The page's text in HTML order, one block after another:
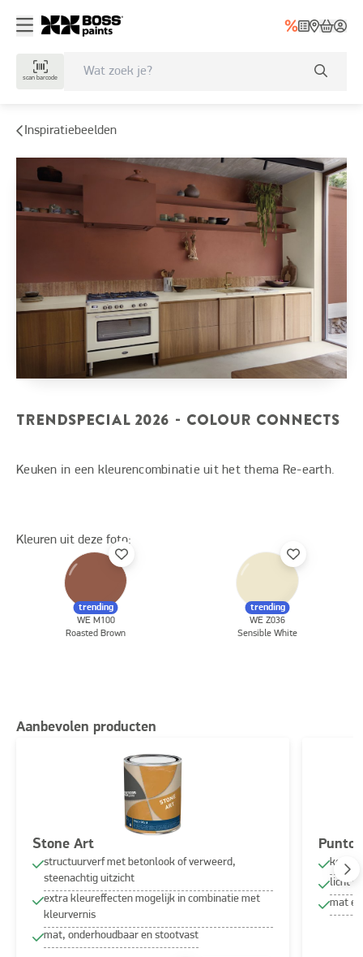
scan barcode
Inspiratiebeelden
TRENDSPECIAL 2026 - COLOUR CONNECTS
Keuken in een kleurencombinatie uit het thema Re-earth.
Kleuren uit deze foto:
trending
WE M100
Roasted Brown
trending
WE Z036
Sensible White
Aanbevolen producten
Stone Art
structuurverf met betonlook of verweerd,
steenachtig uitzicht
extra kleureffecten mogelijk in combinatie met
kleurvernis
mat, onderhoudbaar en stootvast
licht
mat